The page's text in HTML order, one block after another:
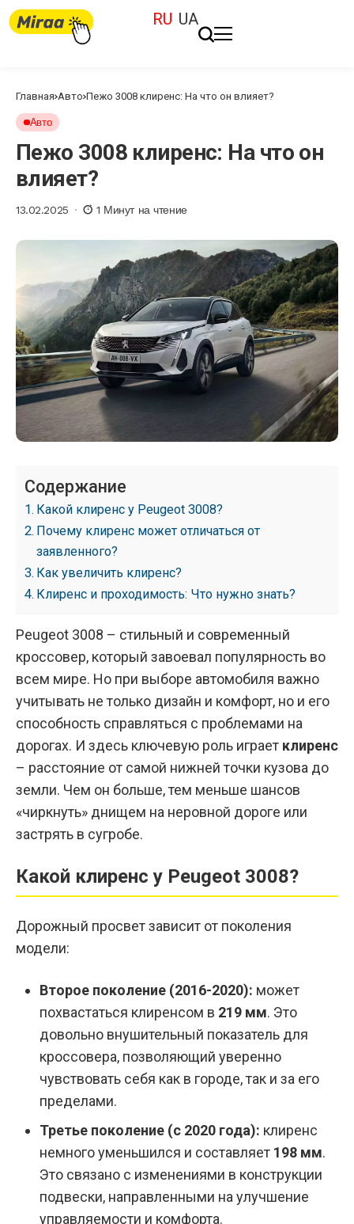
RU UA
Главная Авто Пежо 3008 клиренс: На что он влияет?
Авто
Пежо 3008 клиренс: На что он
влияет?
13.02.2025 1 Минут на чтение
Содержание
Какой клиренс у Peugeot 3008?
Почему клиренс может отличаться от
заявленного?
Как увеличить клиренс?
Клиренс и проходимость: Что нужно знать?
Peugeot 3008 – стильный и современный
кроссовер, который завоевал популярность во
всем мире. Но при выборе автомобиля важно
учитывать не только дизайн и комфорт, но и его
способность справляться с проблемами на
дорогах. И здесь ключевую роль играет клиренс
– расстояние от самой нижней точки кузова до
земли. Чем он больше, тем меньше шансов
«чиркнуть» днищем на неровной дороге или
застрять в сугробе.
Какой клиренс у Peugeot 3008?
Дорожный просвет зависит от поколения
модели:
Второе поколение (2016-2020): может
похвастаться клиренсом в 219 мм. Это
довольно внушительный показатель для
кроссовера, позволяющий уверенно
чувствовать себя как в городе, так и за его
пределами.
Третье поколение (с 2020 года): клиренс
немного уменьшился и составляет 198 мм.
Это связано с изменениями в конструкции
подвески, направленными на улучшение
управляемости и комфорта.